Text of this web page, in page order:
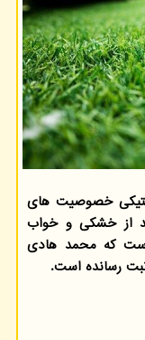
خصوصیت های
از خشکی و خواب
است که محمد هادی
رسانده است.